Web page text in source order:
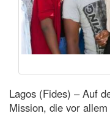
Lagos (Fides) – Auf
Mission, die vor